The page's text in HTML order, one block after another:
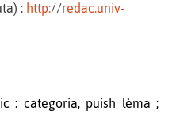
: http://redac.univ-
: categoria, puish lèma ;